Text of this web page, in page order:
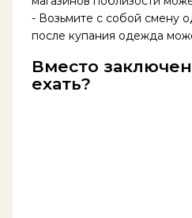
- Возьмите с собой смену
после купания одежда
Вместо
ехать?